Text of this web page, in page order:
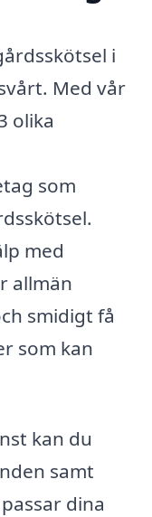
i
Med vår
olika
som
med
allmän
smidigt få
som kan
kan du
samt
dina